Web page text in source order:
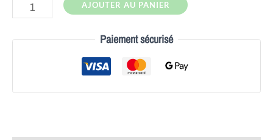
AJOUTER AU PANIER
Paiement sécurisé